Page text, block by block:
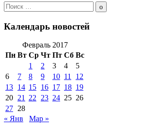
Поиск
по:
Поиск
Календарь новостей
Февраль 2017
Пн Вт Ср Чт Пт Сб Вс
1
2 3 4
5
6
7 8 9 10 11
12
13 14 15 16 17 18 19
20 21 22 23 24 25 26
27 28
« Янв
Мар »